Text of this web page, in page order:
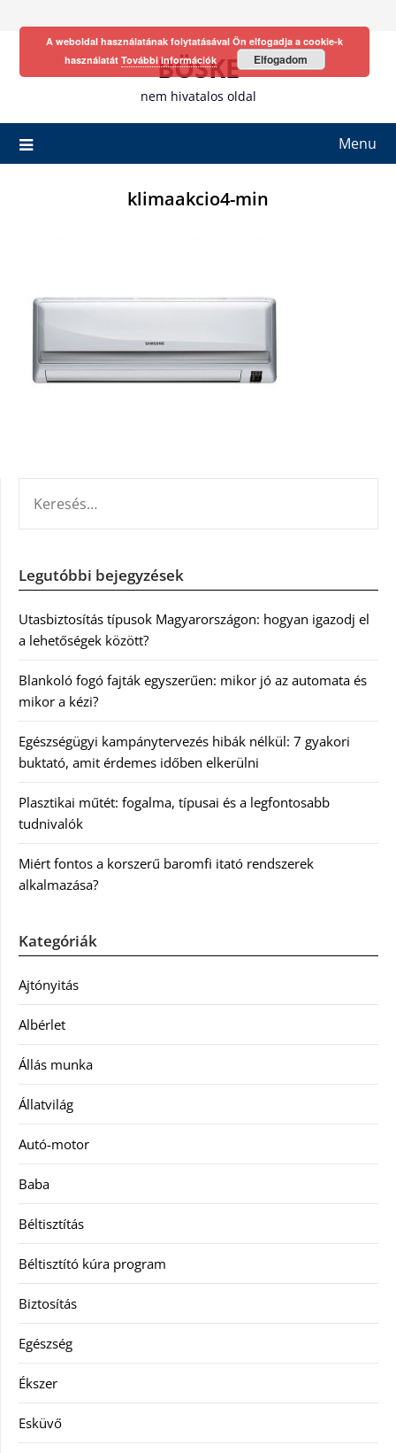
BÖSKE
nem hivatalos oldal
Menu
klimaakcio4-min
Legutóbbi bejegyzések
Utasbiztosítás típusok Magyarországon: hogyan igazodj el
a lehetőségek között?
Blankoló fogó fajták egyszerűen: mikor jó az automata és
mikor a kézi?
Egészségügyi kampánytervezés hibák nélkül: 7 gyakori
buktató, amit érdemes időben elkerülni
Plasztikai műtét: fogalma, típusai és a legfontosabb
tudnivalók
Miért fontos a korszerű baromfi itató rendszerek
alkalmazása?
Kategóriák
Ajtónyitás
Albérlet
Állás munka
Állatvilág
Autó-motor
Baba
Béltisztítás
Béltisztító kúra program
Biztosítás
Egészség
Ékszer
Esküvő
A weboldal használatának folytatásával Ön elfogadja a cookie-k
használatát További információk Elfogadom